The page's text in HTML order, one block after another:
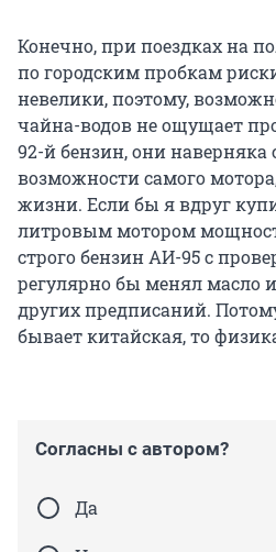
Конечно, при поездках на
по городским пробкам
невелики, поэтому,
чайна-водов не ощущает
92-й бензин, они
возможности самого
жизни. Если бы я вдруг
литровым мотором
строго бензин АИ-95 с
регулярно бы менял масло
других предписаний.
бывает китайская, то
Согласны с автором?
Да